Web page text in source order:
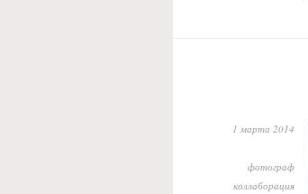
1 марта 2014
фотограф
коллаборация